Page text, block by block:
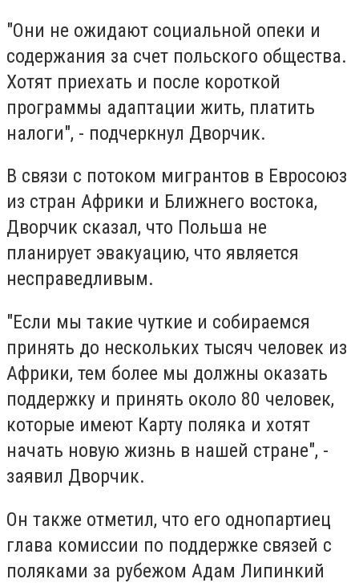
"Они не ожидают социальной опеки и
содержания за счет польского общества.
Хотят приехать и после короткой
программы адаптации жить, платить
налоги", - подчеркнул Дворчик.
В связи с потоком мигрантов в Евросоюз
из стран Африки и Ближнего востока,
Дворчик сказал, что Польша не
планирует эвакуацию, что является
несправедливым.
"Если мы такие чуткие и собираемся
принять до нескольких тысяч человек из
Африки, тем более мы должны оказать
поддержку и принять около 80 человек,
которые имеют Карту поляка и хотят
начать новую жизнь в нашей стране", -
заявил Дворчик.
Он также отметил, что его однопартиец
глава комиссии по поддержке связей с
поляками за рубежом Адам Липинкий